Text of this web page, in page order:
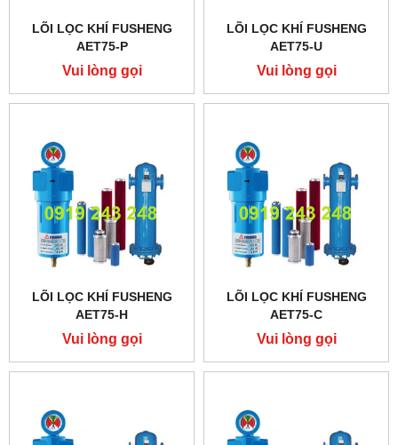
LÕI LỌC KHÍ FUSHENG
AET75-P
Vui lòng gọi
LÕI LỌC KHÍ FUSHENG
AET75-U
Vui lòng gọi
LÕI LỌC KHÍ FUSHENG
AET75-H
Vui lòng gọi
LÕI LỌC KHÍ FUSHENG
AET75-C
Vui lòng gọi